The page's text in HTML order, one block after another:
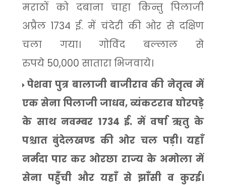
मराठों को दबाना चाहा किन्तु पिलाजी
अप्रैल 1734 ई. में चंदेरी की ओर से दक्षिण
चला गया। गोविंद बल्लाल से
रुपये 50,000 सातारा भिजवाये।
पेशवा पुत्र बालाजी बाजीराव की नेतृत्व में
एक सेना पिलाजी जाधव,व्यंकटराव घोरपड़े
के साथ नवम्बर 1734 ई. में वर्षा ऋतु के
पश्चात बुंदेलखण्ड की ओर चल पड़ी। यहाँ
नर्मदा पार कर ओरछा राज्य के अमोला में
सेना पहुँची और यहाँ से झाँसी व कुरई।